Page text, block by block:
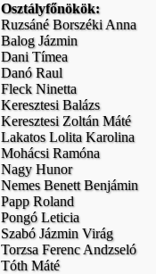
Osztályfőnökök:
Ruzsáné Borszéki Anna
Balog Jázmin
Dani Tímea
Danó Raul
Fleck Ninetta
Keresztesi Balázs
Keresztesi Zoltán Máté
Lakatos Lolita Karolina
Mohácsi Ramóna
Nagy Hunor
Nemes Benett Benjámin
Papp Roland
Pongó Leticia
Szabó Jázmin Virág
Torzsa Ferenc Andzseló
Tóth Máté